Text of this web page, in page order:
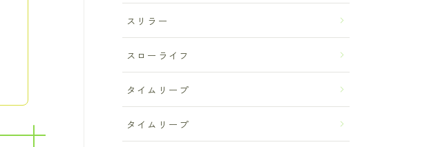
スリラー
スローライフ
タイムリープ
タイムリープ